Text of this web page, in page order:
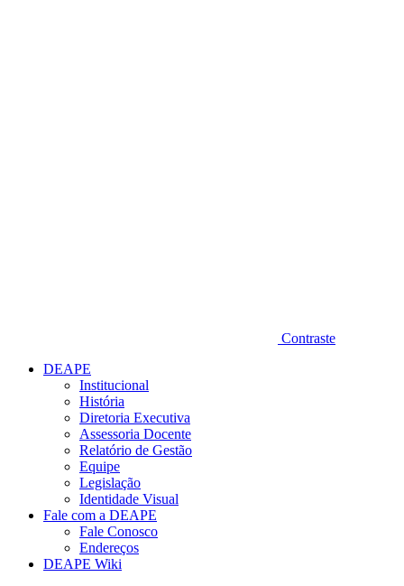
Contraste
DEAPE
Institucional
História
Diretoria Executiva
Assessoria Docente
Relatório de Gestão
Equipe
Legislação
Identidade Visual
Fale com a DEAPE
Fale Conosco
Endereços
DEAPE Wiki